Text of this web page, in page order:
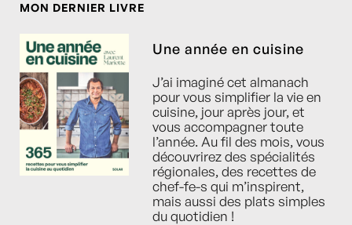
MON DERNIER LIVRE
Une année en cuisine
J’ai imaginé cet almanach
pour vous simplifier la vie en
cuisine, jour après jour, et
vous accompagner toute
l’année. Au fil des mois, vous
découvrirez des spécialités
régionales, des recettes de
chef-fe-s qui m’inspirent,
mais aussi des plats simples
du quotidien !